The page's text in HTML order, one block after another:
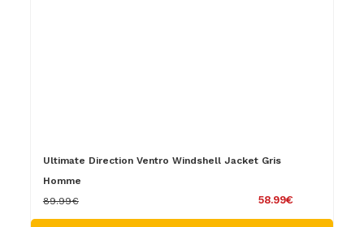
Ultimate Direction Ventro Windshell Jacket Gris
Homme
58.99€
89.99€